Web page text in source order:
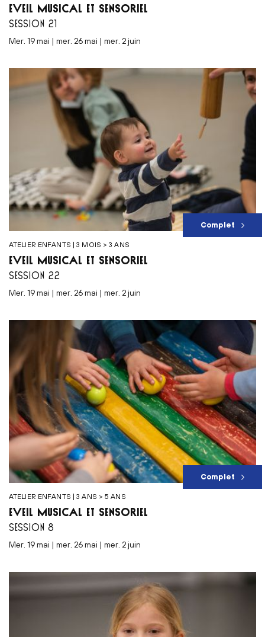
ÉVEIL MUSICAL ET SENSORIEL
SESSION 21
mer. 19 mai | mer. 26 mai | mer. 2 juin
ATELIER ENFANTS | 3 MOIS > 3 ANS
ÉVEIL MUSICAL ET SENSORIEL
SESSION 22
mer. 19 mai | mer. 26 mai | mer. 2 juin
Complet
ATELIER ENFANTS | 3 ANS > 5 ANS
ÉVEIL MUSICAL ET SENSORIEL
SESSION 8
mer. 19 mai | mer. 26 mai | mer. 2 juin
Complet